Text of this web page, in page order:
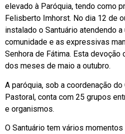
elevado à Paróquia, tendo como
Felisberto Imhorst. No dia 12 de
instalado o Santuário atendendo
comunidade e as expressivas
Senhora de Fátima. Esta devoção
dos meses de maio a outubro.
A paróquia, sob a coordenação
Pastoral, conta com 25 grupos
e organismos.
O Santuário tem vários